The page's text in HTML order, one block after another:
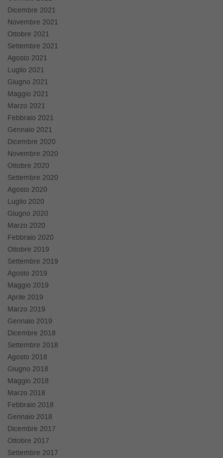
Dicembre 2021
Novembre 2021
Ottobre 2021
Settembre 2021
Agosto 2021
Luglio 2021
Giugno 2021
Maggio 2021
Marzo 2021
Febbraio 2021
Gennaio 2021
Dicembre 2020
Novembre 2020
Ottobre 2020
Settembre 2020
Agosto 2020
Luglio 2020
Giugno 2020
Marzo 2020
Febbraio 2020
Ottobre 2019
Settembre 2019
Agosto 2019
Maggio 2019
Aprile 2019
Marzo 2019
Gennaio 2019
Dicembre 2018
Settembre 2018
Agosto 2018
Giugno 2018
Maggio 2018
Marzo 2018
Febbraio 2018
Gennaio 2018
Dicembre 2017
Ottobre 2017
Settembre 2017
Salva
le